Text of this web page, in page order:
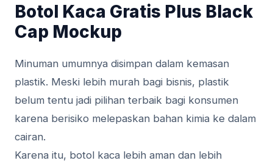
Botol Kaca Gratis Plus Black
Cap Mockup
Minuman umumnya disimpan dalam kemasan
plastik. Meski lebih murah bagi bisnis, plastik
belum tentu jadi pilihan terbaik bagi konsumen
karena berisiko melepaskan bahan kimia ke dalam
cairan.
Karena itu, botol kaca lebih aman dan lebih